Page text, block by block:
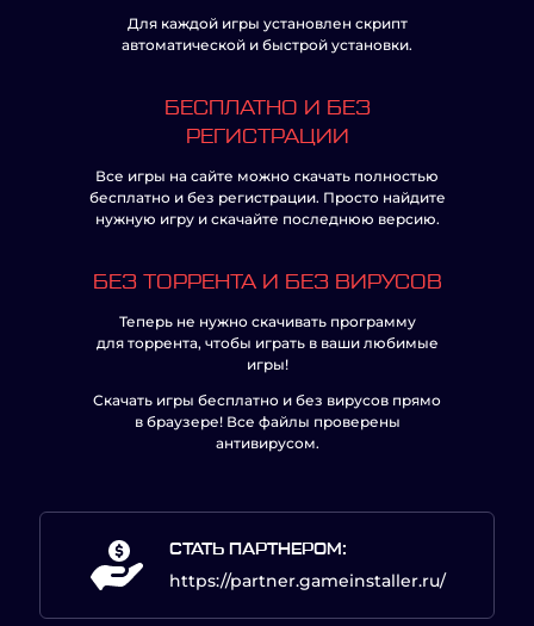
Для каждой игры установлен скрипт
автоматической и быстрой установки.
БЕСПЛАТНО И БЕЗ
РЕГИСТРАЦИИ
Все игры на сайте можно скачать полностью
бесплатно и без регистрации. Просто найдите
нужную игру и скачайте последнюю версию.
БЕЗ ТОРРЕНТА И БЕЗ ВИРУСОВ
Теперь не нужно скачивать программу
для торрента, чтобы играть в ваши любимые
игры!
Скачать игры бесплатно и без вирусов прямо
в браузере! Все файлы проверены
антивирусом.
СТАТЬ ПАРТНЕРОМ:
https://partner.gameinstaller.ru/